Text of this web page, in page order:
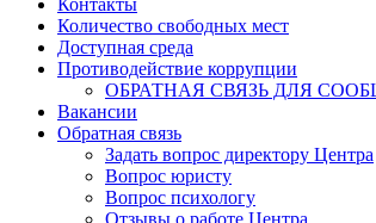
Количество свободных мест
Доступная среда
Противодействие коррупции
ОБРАТНАЯ СВЯЗЬ ДЛЯ
Вакансии
Обратная связь
Задать вопрос директору Центра
Вопрос юристу
Вопрос психологу
Отзывы о работе Центра